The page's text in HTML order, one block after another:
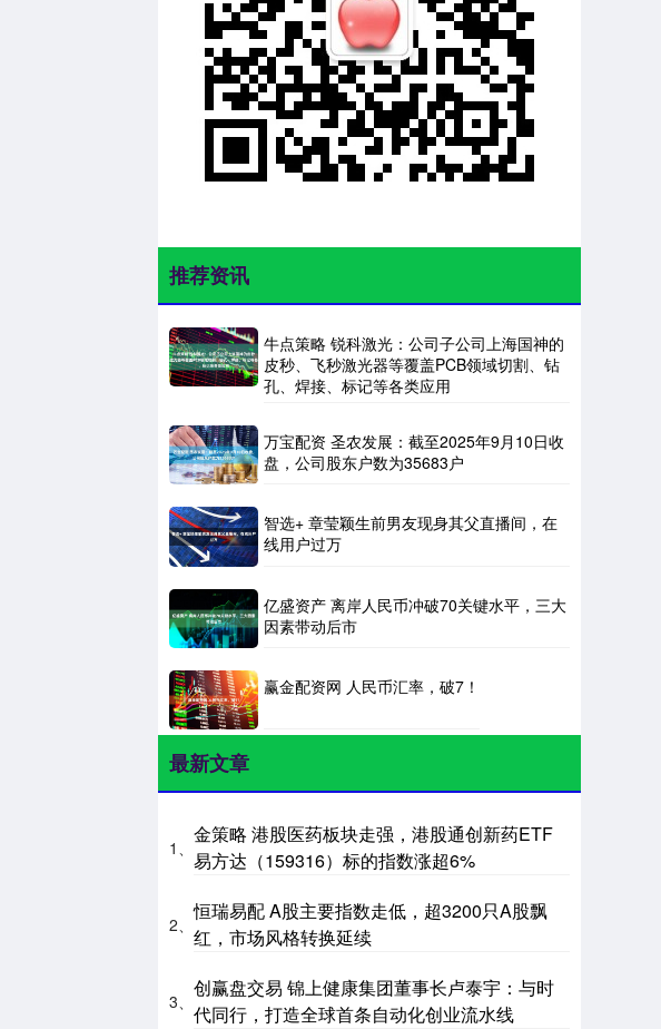
推荐资讯
牛点策略 锐科激光：公司子公司上海国神的
皮秒、飞秒激光器等覆盖PCB领域切割、钻
孔、焊接、标记等各类应用
万宝配资 圣农发展：截至2025年9月10日收
盘，公司股东户数为35683户
智选+ 章莹颖生前男友现身其父直播间，在
线用户过万
亿盛资产 离岸人民币冲破70关键水平，三大
因素带动后市
赢金配资网 人民币汇率，破7！
最新文章
1、
金策略 港股医药板块走强，港股通创新药ETF
易方达（159316）标的指数涨超6%
2、
恒瑞易配 A股主要指数走低，超3200只A股飘
红，市场风格转换延续
3、
创赢盘交易 锦上健康集团董事长卢泰宇：与时
代同行，打造全球首条自动化创业流水线